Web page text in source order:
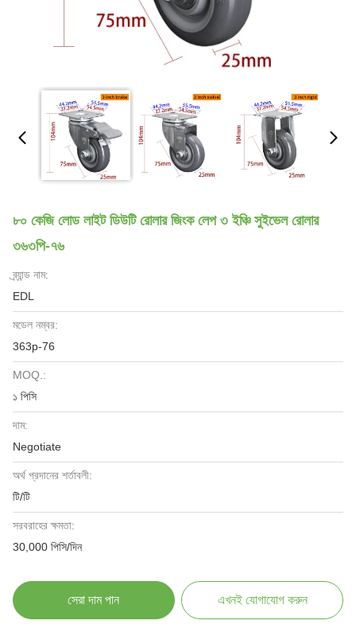
৮০ কেজি লোড লাইট ডিউটি রোলার জিংক লেপ ৩ ইঞ্চি সুইভেল রোলার
৩৬৩পি-৭৬
ব্র্যান্ড নাম:
EDL
মডেল নম্বর:
363p-76
MOQ.:
১ পিসি
দাম:
Negotiate
অর্থ প্রদানের শর্তাবলী:
টি/টি
সরবরাহের ক্ষমতা:
30,000 পিসি/দিন
সেরা দাম পান এখনই যোগাযোগ করুন